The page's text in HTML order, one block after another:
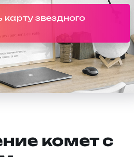
карту звездного
комет с